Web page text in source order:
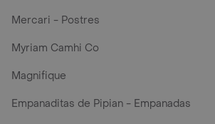
Mercari - Postres
Myriam Camhi Co
Magnifique
Empanaditas de Pipian - Empanadas